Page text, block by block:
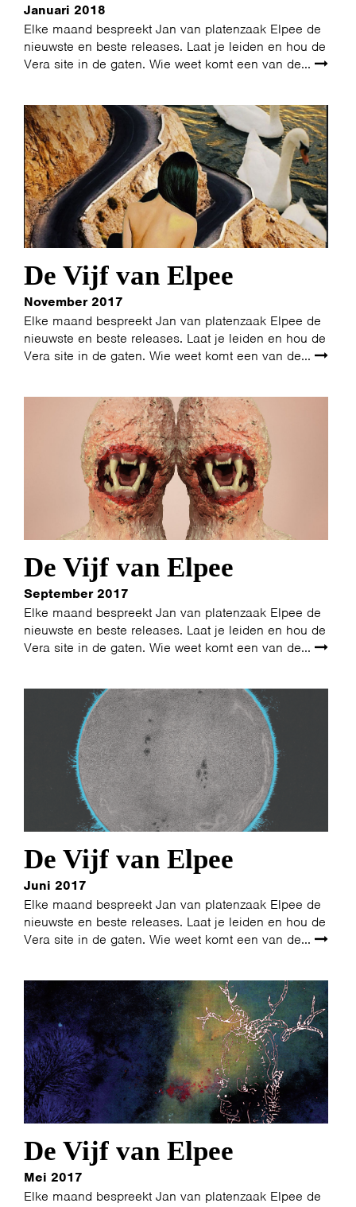
Januari 2018
Elke maand bespreekt Jan van platenzaak Elpee de
nieuwste en beste releases. Laat je leiden en hou de
Vera site in de gaten. Wie weet komt een van de...
De Vijf van Elpee
November 2017
Elke maand bespreekt Jan van platenzaak Elpee de
nieuwste en beste releases. Laat je leiden en hou de
Vera site in de gaten. Wie weet komt een van de...
De Vijf van Elpee
September 2017
Elke maand bespreekt Jan van platenzaak Elpee de
nieuwste en beste releases. Laat je leiden en hou de
Vera site in de gaten. Wie weet komt een van de...
De Vijf van Elpee
Juni 2017
Elke maand bespreekt Jan van platenzaak Elpee de
nieuwste en beste releases. Laat je leiden en hou de
Vera site in de gaten. Wie weet komt een van de...
De Vijf van Elpee
Mei 2017
Elke maand bespreekt Jan van platenzaak Elpee de